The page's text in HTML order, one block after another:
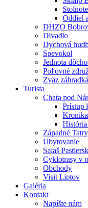
Oddiel
DHZO
Divadlo
Dychová
Spevokol
Jednota
Poľovné
Zväz
Turista
Chata pod
Prístup
Západné
Ubytovanie
Salaš
Cyklotrasy v
Obchody
Visit Liptov
Galéria
Kontakt
Napíšte nám